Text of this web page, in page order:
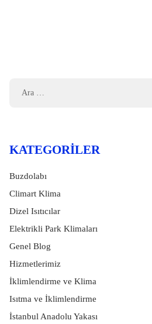
KATEGORILER
Buzdolabı
Climart Klima
Dizel Isıtıcılar
Elektrikli Park Klimaları
Genel Blog
Hizmetlerimiz
İklimlendirme ve Klima
Isıtma ve İklimlendirme
İstanbul Anadolu Yakası